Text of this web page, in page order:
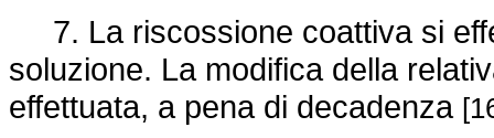
7. La riscossione coattiva si
soluzione. La modifica della
effettuata, a pena di decadenza